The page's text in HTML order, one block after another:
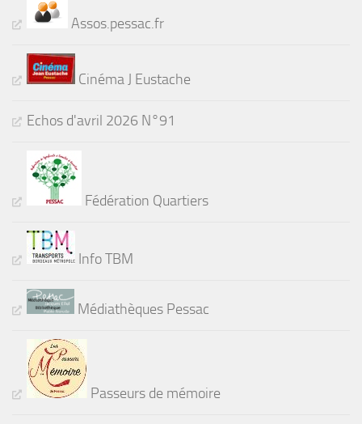
Assos.pessac.fr
Cinéma J Eustache
Echos d'avril 2026 N°91
Fédération Quartiers
Info TBM
Médiathèques Pessac
Passeurs de mémoire